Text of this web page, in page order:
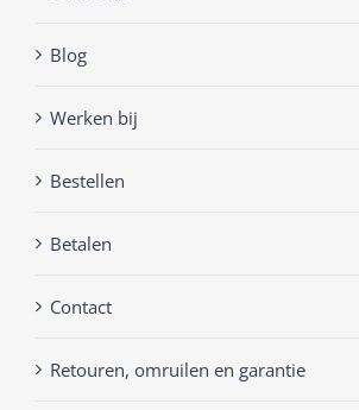
Blog
Werken bij
Bestellen
Betalen
Contact
Retouren, omruilen en garantie